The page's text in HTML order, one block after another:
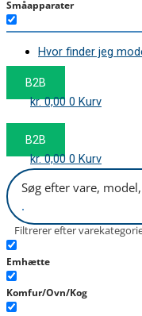
Småapparater
Støvsuger
Tørretumbler
Tilbehør/Plejemidler
Hvor finder jeg
B2B
kr.0,00 0 Kurv
B2B
kr.0,00 0 Kurv
Filtrerer efter
Emhætte
Komfur/Ovn/Kog